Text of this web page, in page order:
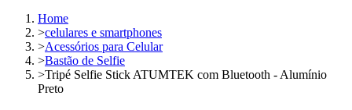
Home
>celulares e smartphones
>Acessórios para Celular
>Bastão de Selfie
>Tripé Selfie Stick ATUMTEK com Bluetooth - Alumínio
Preto